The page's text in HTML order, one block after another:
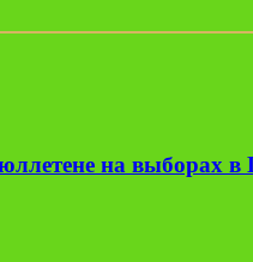
на выборах в